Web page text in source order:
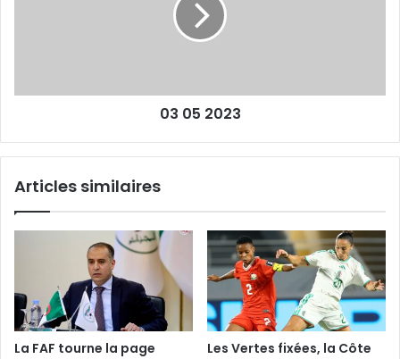
03 05 2023
Articles similaires
La FAF tourne la page
Les Vertes fixées, la Côte